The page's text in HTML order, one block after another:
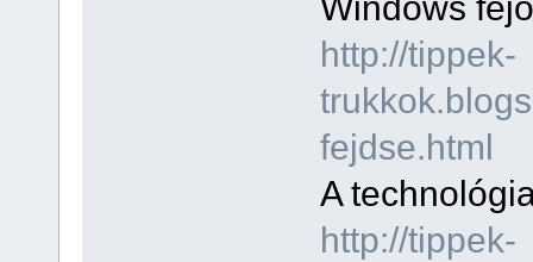
http://tippek-
fejdse.html
A
http://tippek-